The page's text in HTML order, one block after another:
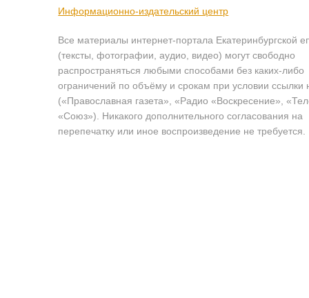
Информационно-издательский центр
Все материалы интернет-портала Екатеринбургской
(тексты, фотографии, аудио, видео) могут свободно
распространяться любыми способами без каких-либо
ограничений по объёму и срокам при условии ссылки
(«Православная газета», «Радио «Воскресение»,
«Союз»). Никакого дополнительного согласования на
перепечатку или иное воспроизведение не требуется.